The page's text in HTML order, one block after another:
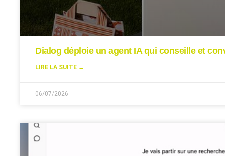
Dialog déploie un agent IA qui conseille et
LIRE LA SUITE →
06/07/2026